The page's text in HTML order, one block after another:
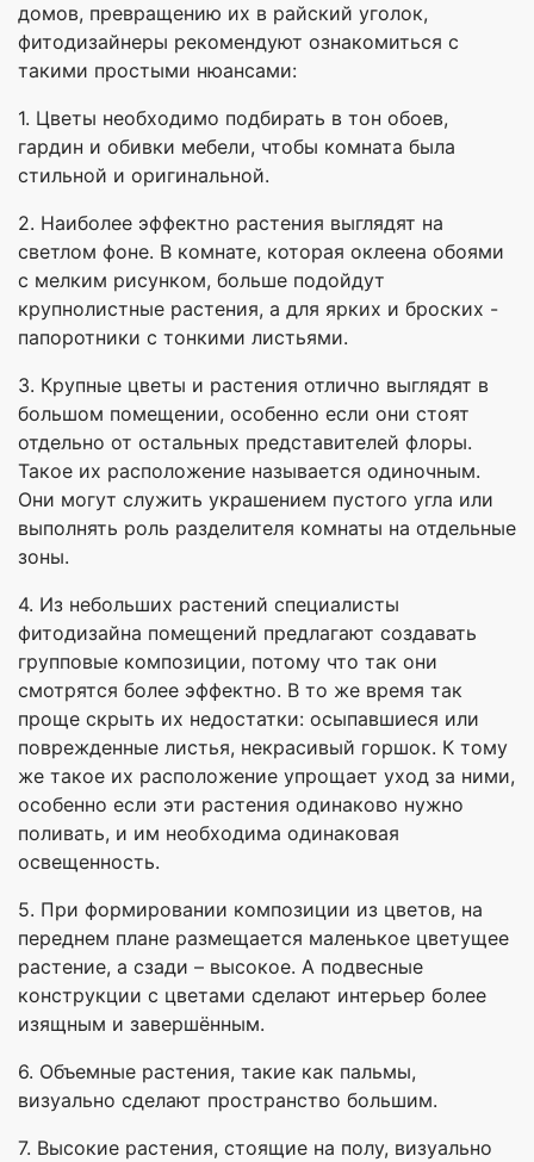
домов, превращению их в райский уголок,
фитодизайнеры рекомендуют ознакомиться с
такими простыми нюансами:
1. Цветы необходимо подбирать в тон обоев,
гардин и обивки мебели, чтобы комната была
стильной и оригинальной.
2. Наиболее эффектно растения выглядят на
светлом фоне. В комнате, которая оклеена обоями
с мелким рисунком, больше подойдут
крупнолистные растения, а для ярких и броских -
папоротники с тонкими листьями.
3. Крупные цветы и растения отлично выглядят в
большом помещении, особенно если они стоят
отдельно от остальных представителей флоры.
Такое их расположение называется одиночным.
Они могут служить украшением пустого угла или
выполнять роль разделителя комнаты на отдельные
зоны.
4. Из небольших растений специалисты
фитодизайна помещений предлагают создавать
групповые композиции, потому что так они
смотрятся более эффектно. В то же время так
проще скрыть их недостатки: осыпавшиеся или
поврежденные листья, некрасивый горшок. К тому
же такое их расположение упрощает уход за ними,
особенно если эти растения одинаково нужно
поливать, и им необходима одинаковая
освещенность.
5. При формировании композиции из цветов, на
переднем плане размещается маленькое цветущее
растение, а сзади – высокое. А подвесные
конструкции с цветами сделают интерьер более
изящным и завершённым.
6. Объемные растения, такие как пальмы,
визуально сделают пространство большим.
7. Высокие растения, стоящие на полу, визуально